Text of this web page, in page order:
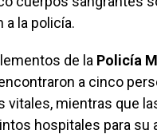
a la policía.
de la Policía
a cinco
vitales, mientras que
hospitales para su